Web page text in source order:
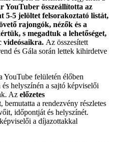
YouTuber összeállította az
5-5 jelöltet felsorakoztató listát,
rajongók, nézők és a
s megadtuk a lehetőséget,
videósaikra. Az összesített
és Gála során lettek kihirdetve
YouTube felületén élőben
helyszínén a sajtó képviselői
Az előzetes
a rendezvény részletes
időpontját és helyszínét.
a díjazottakkal